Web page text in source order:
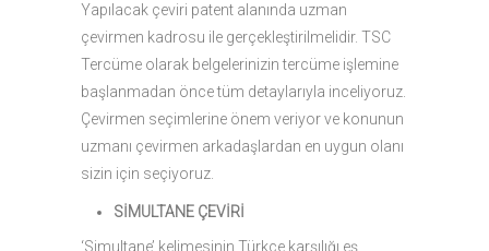
Yapılacak çeviri patent alanında uzman
çevirmen kadrosu ile gerçekleştirilmelidir. TSC
Tercüme olarak belgelerinizin tercüme işlemine
başlanmadan önce tüm detaylarıyla inceliyoruz.
Çevirmen seçimlerine önem veriyor ve konunun
uzmanı çevirmen arkadaşlardan en uygun olanı
sizin için seçiyoruz. ­­­­­
SİMULTANE ÇEVİRİ
‘Simultane’ kelimesinin Türkçe karşılığı eş